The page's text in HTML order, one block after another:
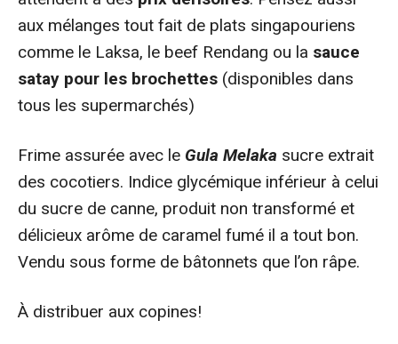
aux mélanges tout fait de plats singapouriens
comme le Laksa, le beef Rendang ou la sauce
satay pour les brochettes (disponibles dans
tous les supermarchés)
Frime assurée avec le Gula Melaka sucre extrait
des cocotiers. Indice glycémique inférieur à celui
du sucre de canne, produit non transformé et
délicieux arôme de caramel fumé il a tout bon.
Vendu sous forme de bâtonnets que l’on râpe.
À distribuer aux copines!